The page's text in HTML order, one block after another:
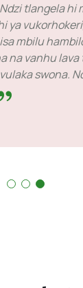
Ndzi tlangela hi
ya
mbilu
na vanhu lava
swona.